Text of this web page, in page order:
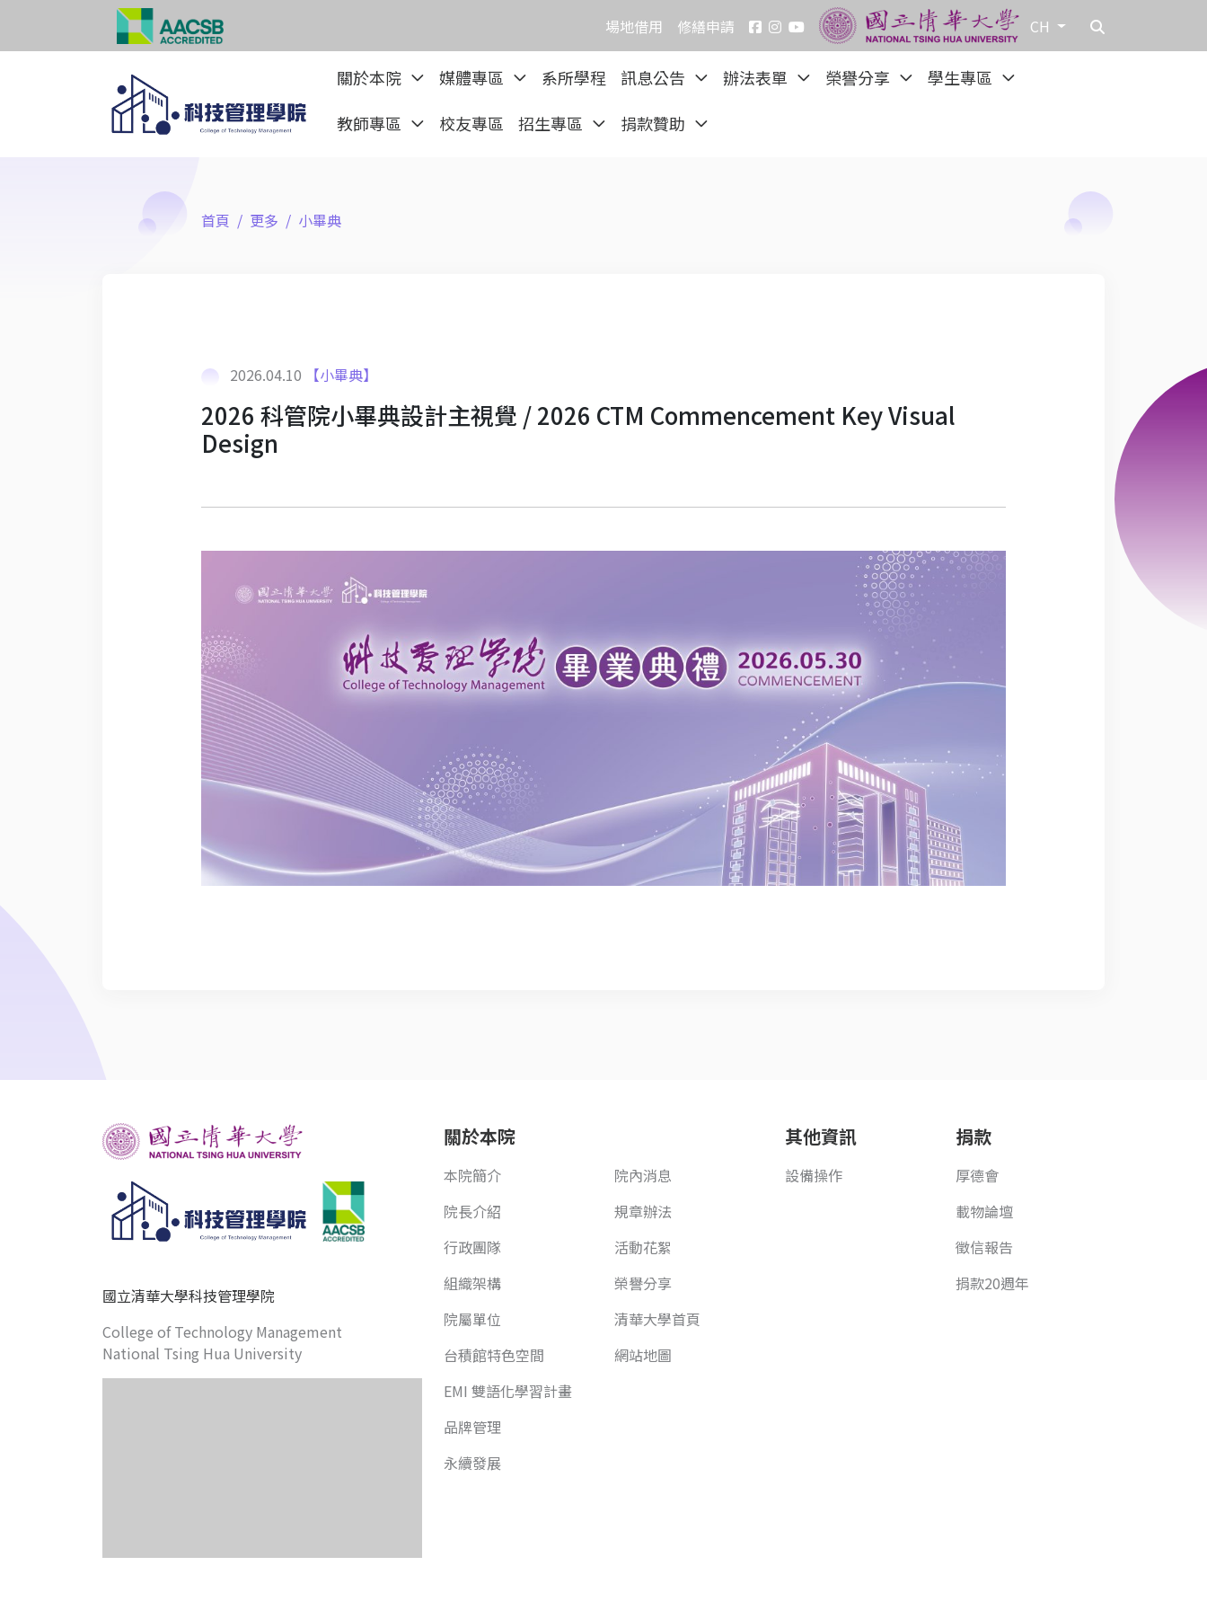
場地借用 修繕申請 CH
關於本院 媒體專區 系所學程 訊息公告 辦法表單 榮譽分享
學生專區
教師專區
校友專區 招生專區 捐款贊助
首頁 更多 小畢典
2026.04.10 【小畢典】
2026 科管院小畢典設計主視覺 / 2026 CTM Commencement Key Visual
Design
國立清華大學科技管理學院
College of Technology Management
National Tsing Hua University
關於本院
本院簡介
院長介紹
行政團隊
組織架構
院屬單位
台積館特色空間
EMI 雙語化學習計畫
品牌管理
永續發展
院內消息
規章辦法
活動花絮
榮譽分享
清華大學首頁
網站地圖
其他資訊
設備操作
捐款
厚德會
載物論壇
徵信報告
捐款20週年